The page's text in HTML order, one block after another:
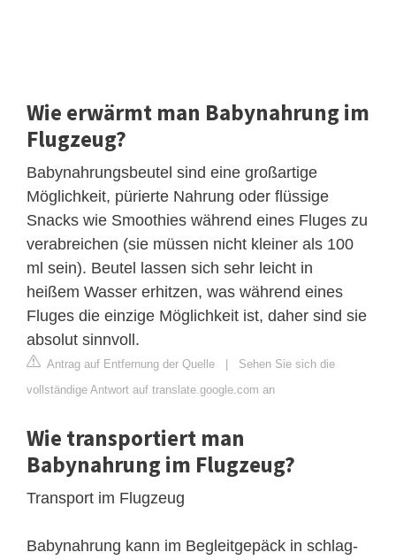
Wie erwärmt man Babynahrung im
Flugzeug?
Babynahrungsbeutel sind eine großartige
Möglichkeit, pürierte Nahrung oder flüssige
Snacks wie Smoothies während eines Fluges zu
verabreichen (sie müssen nicht kleiner als 100
ml sein). Beutel lassen sich sehr leicht in
heißem Wasser erhitzen, was während eines
Fluges die einzige Möglichkeit ist, daher sind sie
absolut sinnvoll.
Antrag auf Entfernung der Quelle
Sehen Sie sich die
vollständige Antwort auf translate.google.com an
Wie transportiert man
Babynahrung im Flugzeug?
Transport im Flugzeug
Babynahrung kann im Begleitgepäck in schlag-